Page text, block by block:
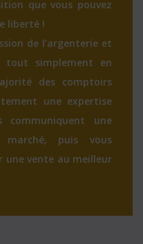
que vous pouvez
liberté !
de l’argenterie et
tout simplement en
des comptoirs
une expertise
communiquent une
puis vous
une vente au meilleur